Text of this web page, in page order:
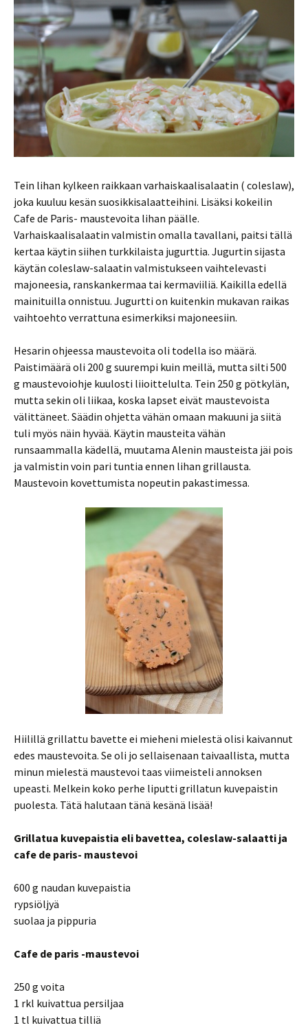
Tein lihan kylkeen raikkaan varhaiskaalisalaatin ( coleslaw),
joka kuuluu kesän suosikkisalaatteihini. Lisäksi kokeilin
Cafe de Paris- maustevoita lihan päälle.
Varhaiskaalisalaatin valmistin omalla tavallani, paitsi tällä
kertaa käytin siihen turkkilaista jugurttia. Jugurtin sijasta
käytän coleslaw-salaatin valmistukseen vaihtelevasti
majoneesia, ranskankermaa tai kermaviiliä. Kaikilla edellä
mainituilla onnistuu. Jugurtti on kuitenkin mukavan raikas
vaihtoehto verrattuna esimerkiksi majoneesiin.
Hesarin ohjeessa maustevoita oli todella iso määrä.
Paistimäärä oli 200 g suurempi kuin meillä, mutta silti 500
g maustevoiohje kuulosti liioittelulta. Tein 250 g pötkylän,
mutta sekin oli liikaa, koska lapset eivät maustevoista
välittäneet. Säädin ohjetta vähän omaan makuuni ja siitä
tuli myös näin hyvää. Käytin mausteita vähän
runsaammalla kädellä, muutama Alenin mausteista jäi pois
ja valmistin voin pari tuntia ennen lihan grillausta.
Maustevoin kovettumista nopeutin pakastimessa.
Hiilillä grillattu bavette ei mieheni mielestä olisi kaivannut
edes maustevoita. Se oli jo sellaisenaan taivaallista, mutta
minun mielestä maustevoi taas viimeisteli annoksen
upeasti. Melkein koko perhe liputti grillatun kuvepaistin
puolesta. Tätä halutaan tänä kesänä lisää!
Grillatua kuvepaistia eli bavettea, coleslaw-salaatti ja
cafe de paris- maustevoi
600 g naudan kuvepaistia
rypsiöljyä
suolaa ja pippuria
Cafe de paris -maustevoi
250 g voita
1 rkl kuivattua persiljaa
1 tl kuivattua tilliä